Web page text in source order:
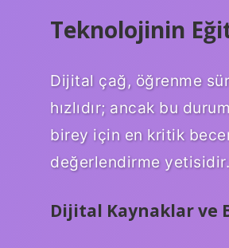
Teknolojinin
Dijital çağ, öğrenme
hızlıdır; ancak bu
birey için en kritik
değerlendirme yetisidir.
Dijital Kaynaklar ve